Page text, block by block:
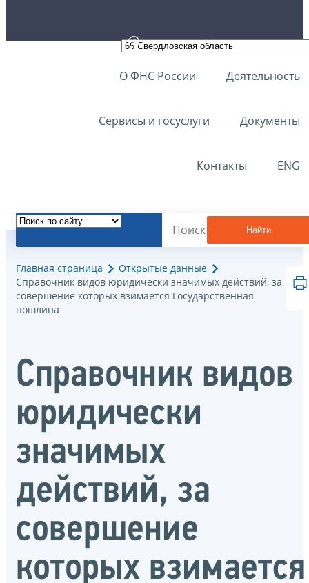
О ФНС России Деятельность
Сервисы и госуслуги Документы
Контакты ENG
Найти
Главная страница
Открытые данные
Справочник видов юридически значимых действий, за
совершение которых взимается Государственная
пошлина
Справочник видов
юридически
значимых
действий, за
совершение
которых взимается